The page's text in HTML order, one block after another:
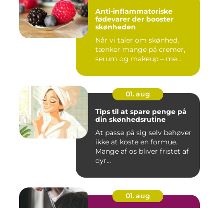
Anti-inflammatoriske
fødevarer der booster
skønheden
Når vi taler om skønhed,
tænker mange på cremer,
serum og makeup – me...
01. aug
Tips til at spare penge på
din skønhedsrutine
At passe på sig selv behøver
ikke at koste en formue.
Mange af os bliver fristet af
dyr...
01. aug